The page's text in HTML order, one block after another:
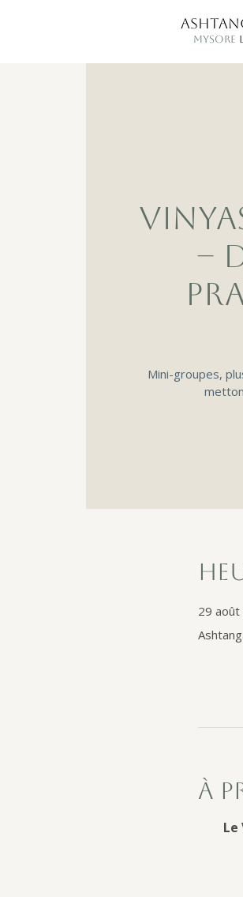
MYSORE
–
Mini-groupes,
29 août
À
Le